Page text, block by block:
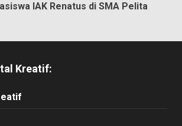
IAK Renatus di SMA Pelita
Kreatif: